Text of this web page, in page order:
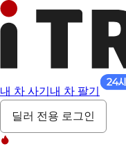
내 차 사기 내 차 팔기
딜러 전용 로그인